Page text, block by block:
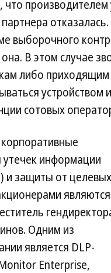
производителем
выборочного
В этом случае
либо приходящим
устройством
сотовых
информации
и защиты от целевых
являются
Одним из
является DLP-
Enterprise,